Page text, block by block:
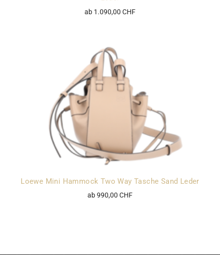
ab 1.090,00 CHF
Loewe Mini Hammock Two Way Tasche Sand Leder
ab 990,00 CHF